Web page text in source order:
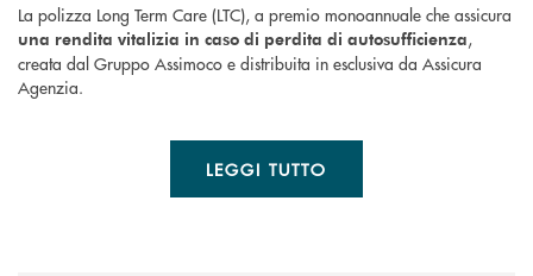
La polizza Long Term Care (LTC), a premio monoannuale che assicura
una rendita vitalizia in caso di perdita di autosufficienza,
creata dal Gruppo Assimoco e distribuita in esclusiva da Assicura
Agenzia.
LEGGI TUTTO